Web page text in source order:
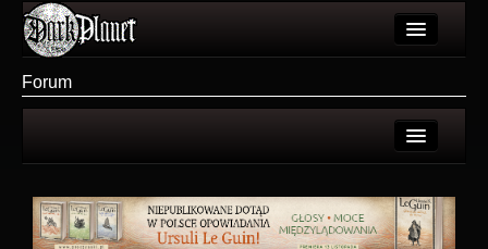
Użytkownicy
Galeria
Forum
Forum
Nowe tematy